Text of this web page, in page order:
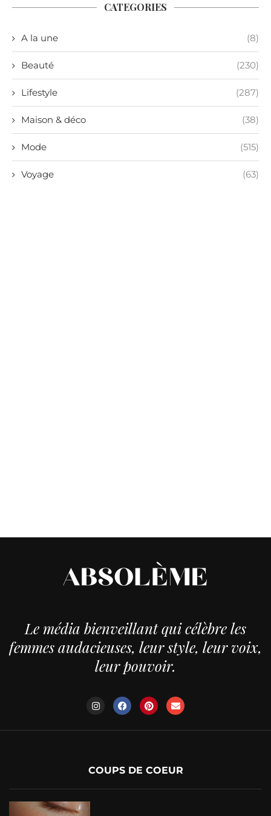
CATEGORIES
A la une (8)
Beauté (230)
Lifestyle (287)
Maison & déco (38)
Mode (515)
Voyage (63)
Le média bienveillant qui célèbre les
femmes audacieuses, leur style, leur voix,
leur pouvoir.
COUPS DE COEUR